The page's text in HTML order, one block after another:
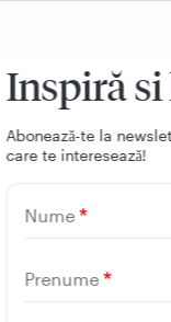
in
trebui sa incepi sa
si verifica daca
Inspiră
Aboneazǎ-te la
care te intereseazǎ!
Nume
Prenume